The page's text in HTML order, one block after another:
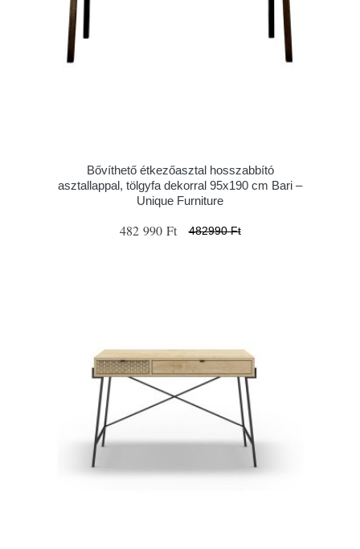
Bővíthető étkezőasztal hosszabbító
asztallappal, tölgyfa dekorral 95x190 cm Bari –
Unique Furniture
482 990 Ft 482990 Ft